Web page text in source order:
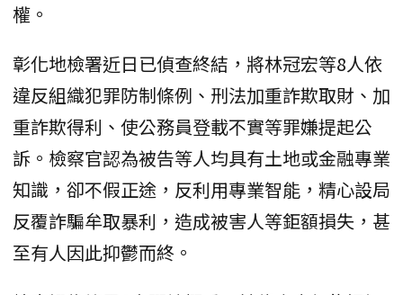
權。
彰化地檢署近日已偵查終結，將林冠宏等8人依
違反組織犯罪防制條例、刑法加重詐欺取財、加
重詐欺得利、使公務員登載不實等罪嫌提起公
訴。檢察官認為被告等人均具有土地或金融專業
知識，卻不假正途，反利用專業智能，精心設局
反覆詐騙牟取暴利，造成被害人等鉅額損失，甚
至有人因此抑鬱而終。